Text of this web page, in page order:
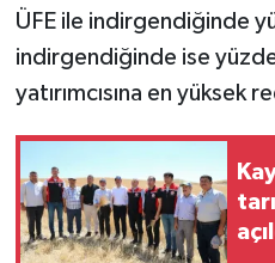
ÜFE ile indirgendiğinde
indirgendiğinde ise
yatırımcısına en yüksek